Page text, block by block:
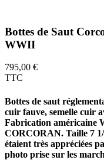
Bottes de Saut
WWII
795,00 €
TTC
Bottes de saut
cuir fauve, semelle cuir
Fabrication américaine
CORCORAN. Taille 7
étaient très appréciées
photo prise sur les